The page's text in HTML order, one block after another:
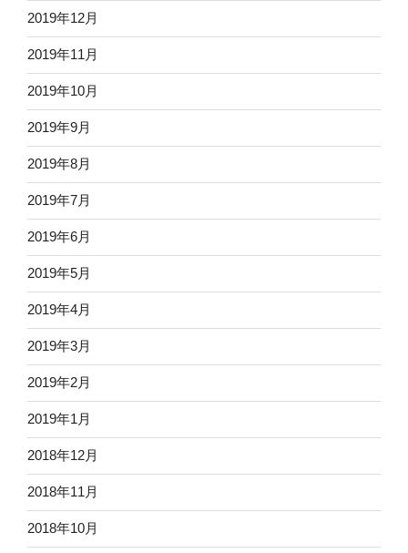
2019年12月
2019年11月
2019年10月
2019年9月
2019年8月
2019年7月
2019年6月
2019年5月
2019年4月
2019年3月
2019年2月
2019年1月
2018年12月
2018年11月
2018年10月